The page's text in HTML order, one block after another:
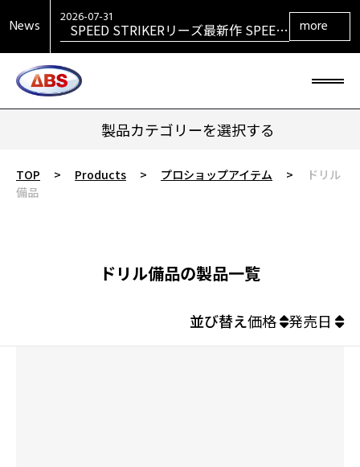
News STRIKER HYBRID発売！
2026-07-31
SIGMAシリーズ復活！ SIGMA TOUR
PEARL発売！
2026-07-29
大岡産業レディース ［THE OPEN] ト
ーナメント 2026 優勝！
2026-06-30
HONEY BADGERシリーズ最新作
HONEY BADGER DARKOUT発売！
more
製品カテゴリーを選択する
TOP > Products > プロショップアイテム >
ドリル
備品
ドリル備品の製品一覧
並び替え価格 発売日